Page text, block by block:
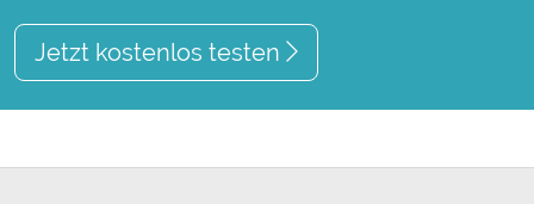
Jetzt kostenlos testen